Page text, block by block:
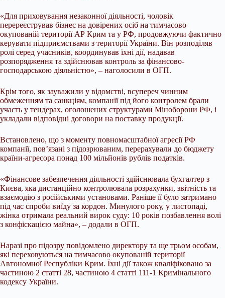
«Для приховування незаконної діяльності, чоловік
перереєстрував бізнес на довірених осіб на тимчасово
окупованій території АР Крим та у РФ, продовжуючи фактично
керувати підприємствами з території України. Він розподіляв
ролі серед учасників, координував їхні дії, надавав
розпорядження та здійснював контроль за фінансово-
господарською діяльністю», – наголосили в ОГП.
Крім того, як зауважили у відомстві, всупереч чинним
обмеженням та санкціям, компанії під його контролем брали
участь у тендерах, оголошених структурами Міноборони РФ, і
укладали відповідні договори на поставку продукції.
Встановлено, що з моменту повномасштабної агресії РФ
компанії, пов’язані з підозрюваним, перерахували до бюджету
країни-агресора понад 100 мільйонів рублів податків.
«Фінансове забезпечення діяльності здійснювала бухгалтер з
Києва, яка дистанційно контролювала розрахунки, звітність та
взаємодію з російськими установами. Раніше її було затримано
під час спроби виїду за кордон. Минулого року, у листопаді,
жінка отримала реальний вирок суду: 10 років позбавлення волі
з конфіскацією майна», – додали в ОГП.
Наразі про підозру повідомлено директору та ще трьом особам,
які переховуються на тимчасово окупованій території
Автономної Республіки Крим. Їхні дії також кваліфіковано за
частиною 2 статті 28, частиною 4 статті 111-1 Кримінального
кодексу України.